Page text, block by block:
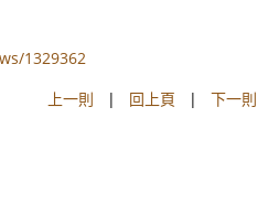
1329362
上一則 | 回上頁 | 下一則